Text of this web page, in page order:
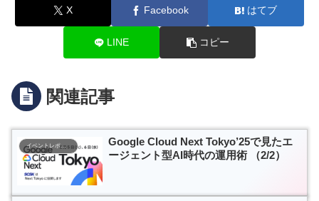
X Facebook はてブ
LINE コピー
関連記事
イベントレポート
Google Cloud Next Tokyo’25で見たエ
ージェント型AI時代の運用術 （2/2）